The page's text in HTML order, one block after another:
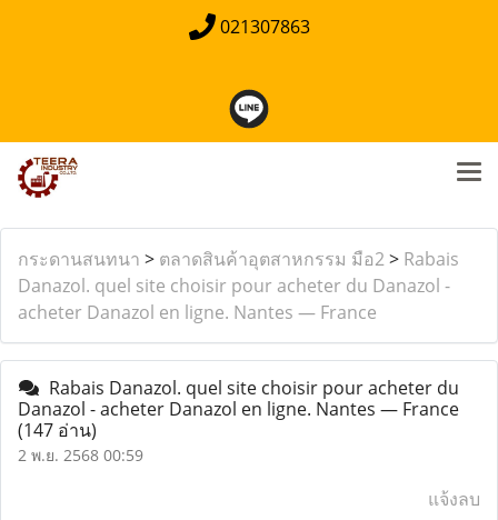
021307863
กระดานสนทนา > ตลาดสินค้าอุตสาหกรรม มือ2> Rabais
Danazol. quel site choisir pour acheter du Danazol -
acheter Danazol en ligne. Nantes — France
Rabais Danazol. quel site choisir pour acheter du
Danazol - acheter Danazol en ligne. Nantes — France
(147 อ่าน)
2 พ.ย. 2568 00:59
แจ้งลบ